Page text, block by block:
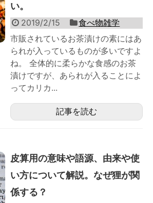
い。
2019/2/15
食べ物雑学
市販されているお茶漬けの素にはあ
られが入っているものが多いですよ
ね。 全体的に柔らかな食感のお茶
漬けですが、あられが入ることによ
ってカリカ...
記事を読む
皮算用の意味や語源、由来や使
い方について解説。なぜ狸が関
係する？